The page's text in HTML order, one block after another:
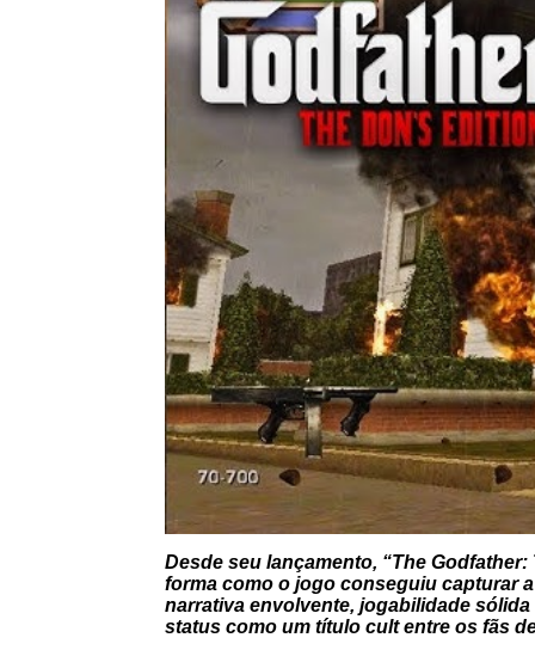
Desde seu lançamento, “The
forma como o jogo conseguiu capturar
narrativa envolvente, jogabilidade
status como um título cult entre os fãs